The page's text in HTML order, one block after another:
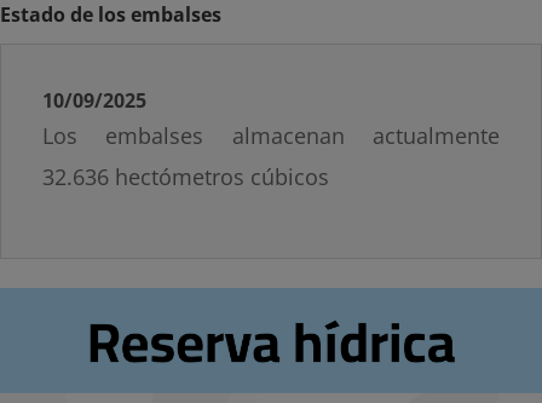
Estado de los embalses
10/09/2025
Los embalses almacenan actualmente
32.636 hectómetros cúbicos